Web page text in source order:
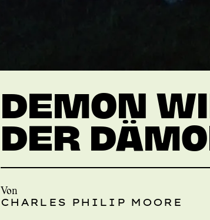
DEMON
DER
Von
CHARLES PHILIP MOORE